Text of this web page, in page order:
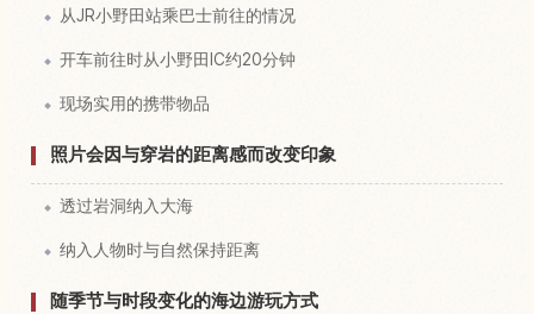
从JR小野田站乘巴士前往的情况
开车前往时从小野田IC约20分钟
现场实用的携带物品
照片会因与穿岩的距离感而改变印象
透过岩洞纳入大海
纳入人物时与自然保持距离
随季节与时段变化的海边游玩方式